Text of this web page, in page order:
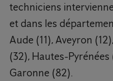
techniciens
et dans les
Aude (11), Aveyron
(32), Hautes-
Garonne (82).